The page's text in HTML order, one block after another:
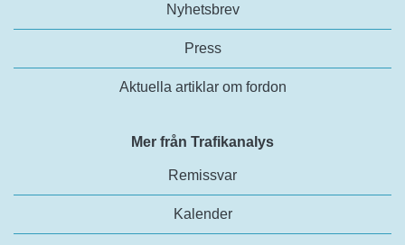
Nyhetsbrev
Press
Aktuella artiklar om fordon
Mer från Trafikanalys
Remissvar
Kalender